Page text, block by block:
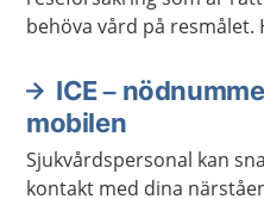
behöva vård på resmålet.
ICE –
mobilen
Sjukvårdspersonal kan
kontakt med dina